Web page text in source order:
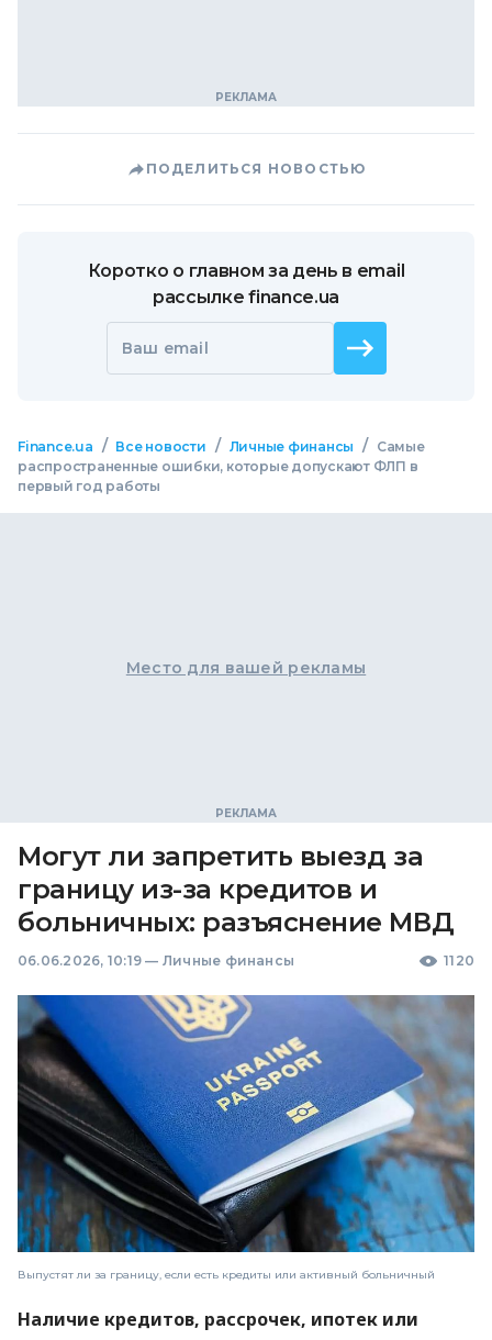
ПОДЕЛИТЬСЯ НОВОСТЬЮ
Коротко о главном за день в email
рассылке finance.ua
Ваш email
Finance.ua / Все новости / Личные финансы /
Самые
распространенные ошибки, которые допускают ФЛП в
первый год работы
Место для вашей рекламы
Могут ли запретить выезд за
границу из-за кредитов и
больничных: разъяснение МВД
06.06.2026, 10:19 — Личные финансы 1120
Выпустят ли за границу, если есть кредиты или активный больничный
Наличие кредитов, рассрочек, ипотек или